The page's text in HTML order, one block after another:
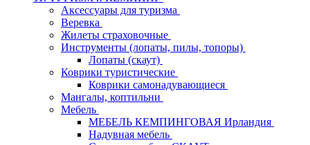
Аксессуары для туризма
Веревка
Жилеты страховочные
Инструменты (лопаты, пилы, топоры)
Лопаты (скаут)
Коврики туристические
Коврики самонадувающиеся
Мангалы, коптильни
Мебель
МЕБЕЛЬ КЕМПИНГОВАЯ Ирландия
Надувная мебель